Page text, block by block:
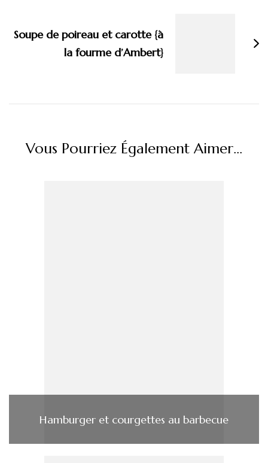
Soupe de poireau et carotte {à
la fourme d’Ambert}
Vous Pourriez Également Aimer...
Hamburger et courgettes au barbecue